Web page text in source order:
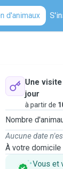
d'animaux
Une
jour
à partir de
Nombre
Aucune date
À votre domicile
Vous et